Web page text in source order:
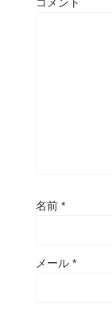
名前 *
メール *